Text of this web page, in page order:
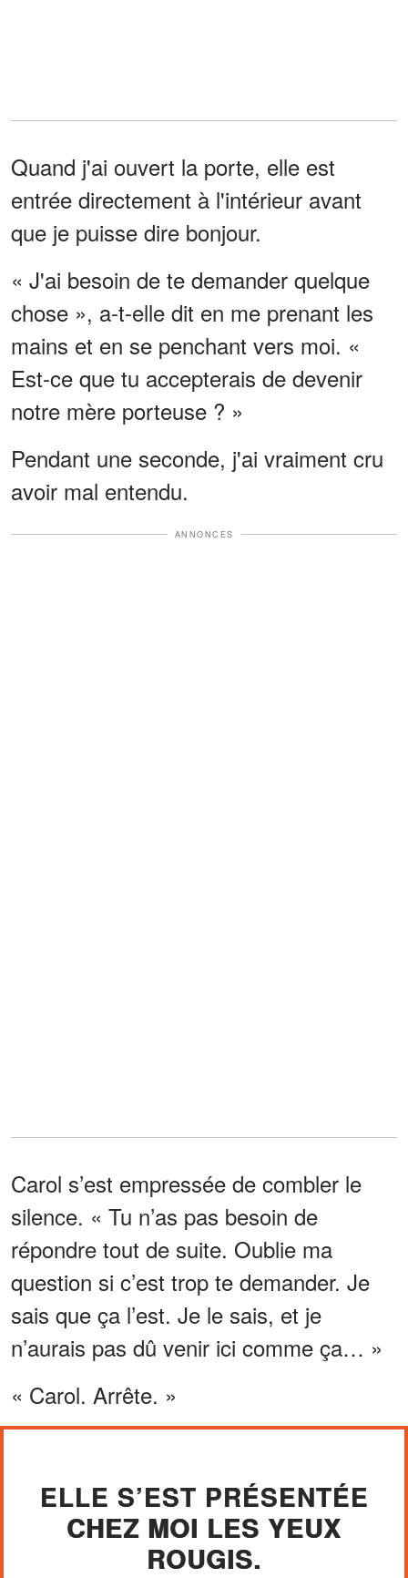
Quand j'ai ouvert la porte, elle est
entrée directement à l'intérieur avant
que je puisse dire bonjour.
« J'ai besoin de te demander quelque
chose », a-t-elle dit en me prenant les
mains et en se penchant vers moi. «
Est-ce que tu accepterais de devenir
notre mère porteuse ? »
Pendant une seconde, j'ai vraiment cru
avoir mal entendu.
ANNONCES
Carol s’est empressée de combler le
silence. « Tu n’as pas besoin de
répondre tout de suite. Oublie ma
question si c’est trop te demander. Je
sais que ça l’est. Je le sais, et je
n’aurais pas dû venir ici comme ça… »
« Carol. Arrête. »
ELLE S’EST PRÉSENTÉE
CHEZ MOI LES YEUX
ROUGIS.